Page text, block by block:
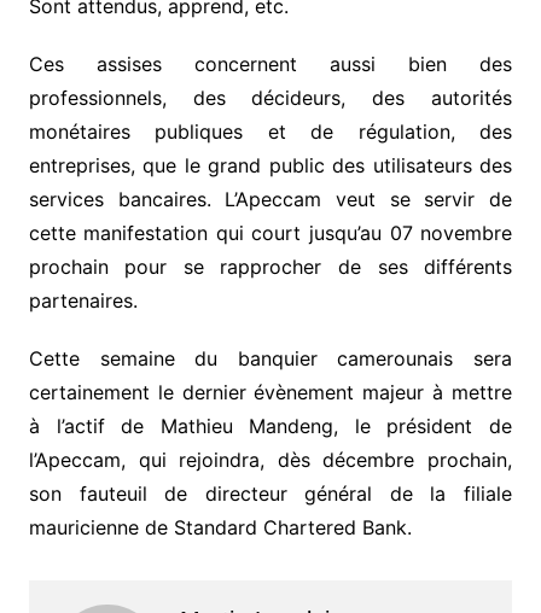
Sont attendus, apprend, etc.
Ces assises concernent aussi bien des
professionnels, des décideurs, des autorités
monétaires publiques et de régulation, des
entreprises, que le grand public des utilisateurs des
services bancaires. L’Apeccam veut se servir de
cette manifestation qui court jusqu’au 07 novembre
prochain pour se rapprocher de ses différents
partenaires.
Cette semaine du banquier camerounais sera
certainement le dernier évènement majeur à mettre
à l’actif de Mathieu Mandeng, le président de
l’Apeccam, qui rejoindra, dès décembre prochain,
son fauteuil de directeur général de la filiale
mauricienne de Standard Chartered Bank.